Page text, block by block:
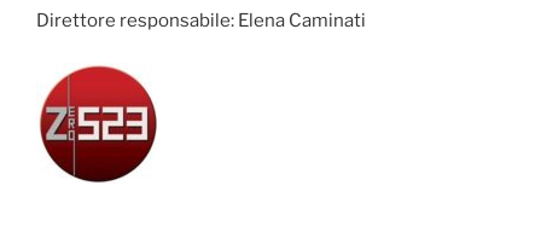
Direttore responsabile: Elena Caminati